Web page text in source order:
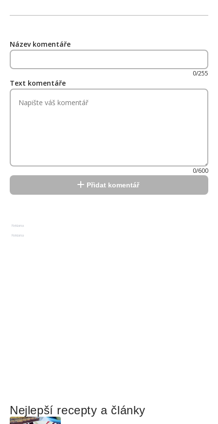
Název komentáře
0/255
Text komentáře
0/600
Přidat komentář
Reklama
Reklama
Nejlepší recepty a články